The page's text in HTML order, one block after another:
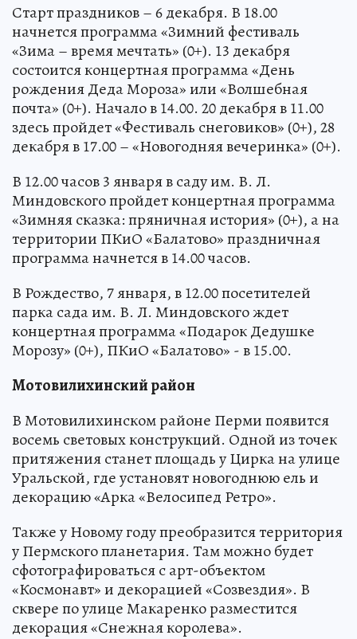
Старт праздников – 6 декабря. В 18.00
начнется программа «Зимний фестиваль
«Зима – время мечтать» (0+). 13 декабря
состоится концертная программа «День
рождения Деда Мороза» или «Волшебная
почта» (0+). Начало в 14.00. 20 декабря в 11.00
здесь пройдет «Фестиваль снеговиков» (0+), 28
декабря в 17.00 – «Новогодняя вечеринка» (0+).
В 12.00 часов 3 января в саду им. В. Л.
Миндовского пройдет концертная программа
«Зимняя сказка: пряничная история» (0+), а на
территории ПКиО «Балатово» праздничная
программа начнется в 14.00 часов.
В Рождество, 7 января, в 12.00 посетителей
парка сада им. В. Л. Миндовского ждет
концертная программа «Подарок Дедушке
Морозу» (0+), ПКиО «Балатово» - в 15.00.
Мотовилихинский район
В Мотовилихинском районе Перми появится
восемь световых конструкций. Одной из точек
притяжения станет площадь у Цирка на улице
Уральской, где установят новогоднюю ель и
декорацию «Арка «Велосипед Ретро».
Также у Новому году преобразится территория
у Пермского планетария. Там можно будет
сфотографироваться с арт-объектом
«Космонавт» и декорацией «Созвездия». В
сквере по улице Макаренко разместится
декорация «Снежная королева».